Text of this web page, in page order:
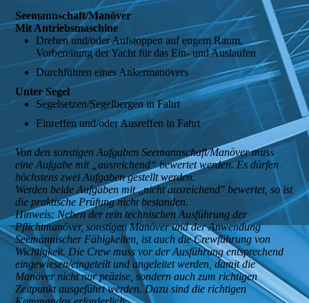
Seemannschaft/Manöver
Mit Antriebsmaschine
Drehen und/oder Aufstoppen auf engem Raum,
Vorbereitung der Yacht für das Ein- und Auslaufen
Durchführen eines Ankermanövers
Unter Segel
Segelsetzen/Segelbergen in Fahrt
Einreffen und/oder Ausreffen in Fahrt
Von den sonstigen Aufgaben Seemannschaft/Manöver muss
eine Aufgabe mit „ausreichend“ bewertet werden. Es dürfen
höchstens zwei Aufgaben gestellt werden.
Werden beide Aufgaben mit ,,nicht ausreichend" bewertet, so ist
die praktische Prüfung nicht bestanden.
Hinweis: Neben der rein technischen Ausführung der
Pflichtmanöver, sonstigen Manöver und der Anwendung
Seemännischer Fähigkeiten, ist auch die Crewführung von
Wichtigkeit. Die Crew muss vor der Ausführung entsprechend
eingewiesen/eingeteilt und angeleitet werden, damit die
Manöver nicht nur präzise, sondern auch zum richtigen
Zeitpunkt ausgeführt werden. Dazu sind die richtigen